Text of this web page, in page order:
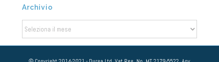
Archivio
Archivio